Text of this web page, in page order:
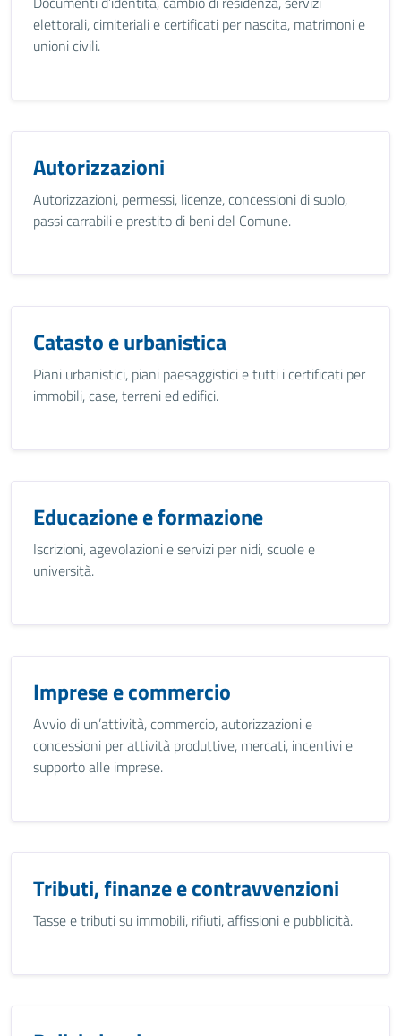
elettorali, cimiteriali e certificati per nascita, matrimoni e
unioni civili.
Autorizzazioni
Autorizzazioni, permessi, licenze, concessioni di suolo,
passi carrabili e prestito di beni del Comune.
Catasto e urbanistica
Piani urbanistici, piani paesaggistici e tutti i certificati per
immobili, case, terreni ed edifici.
Educazione e formazione
Iscrizioni, agevolazioni e servizi per nidi, scuole e
università.
Imprese e commercio
Avvio di un’attività, commercio, autorizzazioni e
concessioni per attività produttive, mercati, incentivi e
supporto alle imprese.
Tributi, finanze e contravvenzioni
Tasse e tributi su immobili, rifiuti, affissioni e pubblicità.